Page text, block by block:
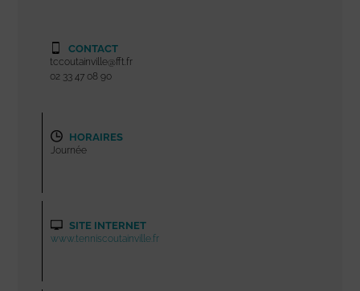
CONTACT
tccoutainville@fft.fr
02 33 47 08 90
HORAIRES
Journée
SITE INTERNET
www.tenniscoutainville.fr